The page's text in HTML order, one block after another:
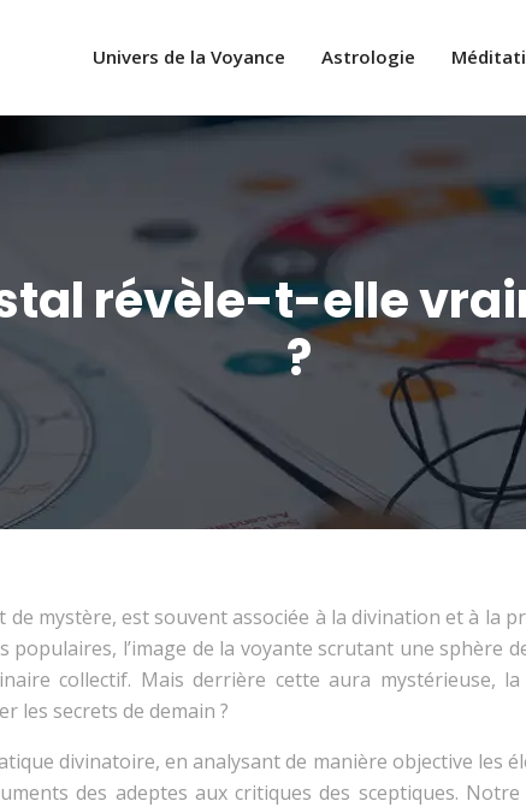
Univers de la Voyance Astrologie
révèle-t-elle
?
mystère, est souvent associée à la divination et à la
populaires, l’image de la voyante scrutant une sphère
collectif. Mais derrière cette aura mystérieuse,
les secrets de demain ?
divinatoire, en analysant de manière objective les
des adeptes aux critiques des sceptiques.